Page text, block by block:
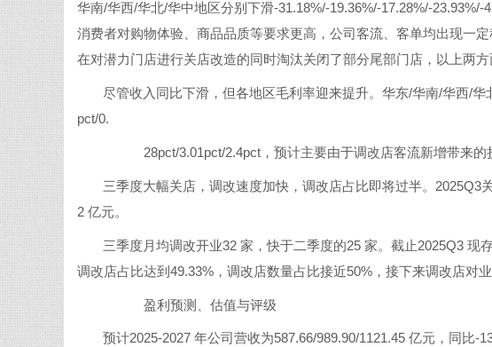
华南/华西/华北/华中地区分别下滑-31.18%/-19.36%/-17.28%/-
消费者对购物体验、商品品质等要求更高，公司客流、客单均出现一
在对潜力门店进行关店改造的同时淘汰关闭了部分尾部门店，以上两方
尽管收入同比下滑，但各地区毛利率迎来提升。华东/华南/华西/
pct/0.
28pct/3.01pct/2.4pct，预计主要由于调改店客流新增带来的损
三季度大幅关店，调改速度加快，调改店占比即将过半。2025Q3
2 亿元。
三季度月均调改开业32 家，快于二季度的25 家。截止2025Q3 现
调改店占比达到49.33%，调改店数量占比接近50%，接下来调改店对
盈利预测、估值与评级
预计2025-2027 年公司营收为587.66/989.90/1121.45 亿元，同比-